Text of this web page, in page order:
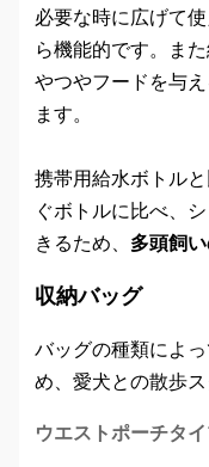
必要な時に広げて
ら機能的です。ま
やつやフードを与
ます。
携帯用給水ボトル
ぐボトルに比べ、
きるため、 多頭飼
収納バッグ
バッグの種類によ
め、愛犬との散歩
ウエストポーチタ